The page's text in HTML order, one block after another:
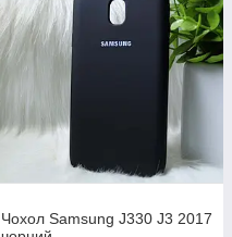
Чохол Samsung J330 J3 2017